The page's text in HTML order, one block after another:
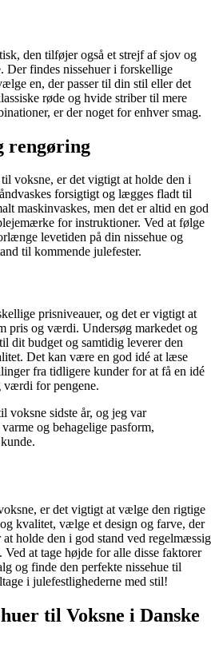
den tilføjer også et strejf af sjov og
Der findes nissehuer i forskellige
en, der passer til din stil eller det
røde og hvide striber til mere
er der noget for enhver smag.
rengøring
voksne, er det vigtigt at holde den i
forsigtigt og lægges fladt til
maskinvaskes, men det er altid en god
for instruktioner. Ved at følge
levetiden på din nissehue og
til kommende julefester.
prisniveauer, og det er vigtigt at
pris og værdi. Undersøg markedet og
dit budget og samtidig leverer den
Det kan være en god idé at læse
fra tidligere kunder for at få en idé
værdi for pengene.
voksne sidste år, og jeg var
og behagelige pasform,
er det vigtigt at vælge den rigtige
kvalitet, vælge et design og farve, der
holde den i god stand ved regelmæssig
at tage højde for alle disse faktorer
og finde den perfekte nissehue til
i julefestlighederne med stil!
til Voksne i Danske